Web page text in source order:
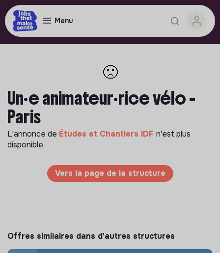
Menu
🙁
Un·e animateur·rice vélo -
Paris
L'annonce de Études et Chantiers IDF n'est plus
disponible
Vers la page de la structure
Offres similaires dans d'autres structures